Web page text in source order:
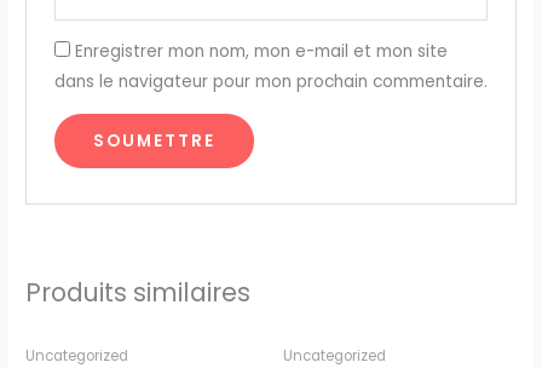
Enregistrer mon nom, mon e-mail et mon site
dans le navigateur pour mon prochain commentaire.
Produits similaires
Uncategorized
quantité
Uncategorized
quantité